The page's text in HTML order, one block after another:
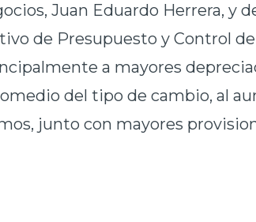
Juan Eduardo Herrera, y
de Presupuesto y Control
a mayores
del tipo de cambio, al
junto con mayores